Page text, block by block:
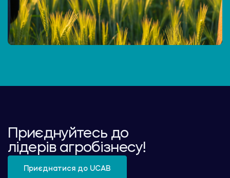
Приєднуйтесь до
лідерів агробізнесу!
Приєднатися до UCAB